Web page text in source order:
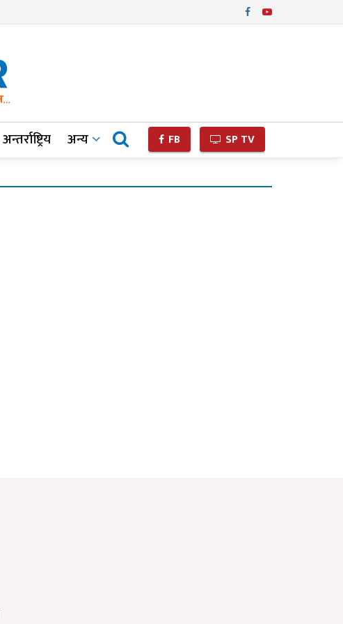
अन्तर्राष्ट्रिय अन्य FB SP TV